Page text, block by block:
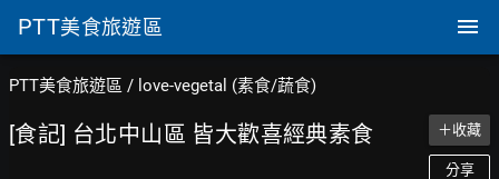
PTT美食旅遊區
PTT美食旅遊區 / love-vegetal (素食/蔬食)
[食記] 台北中山區 皆大歡喜經典素食 ＋收藏
分享